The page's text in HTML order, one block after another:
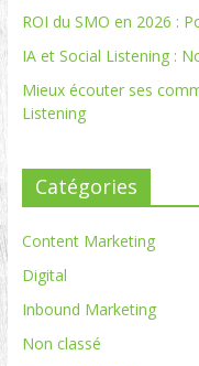
ROI du SMO en 2026 :
IA et Social Listening :
Mieux écouter ses
Listening
Catégories
Content Marketing
Digital
Inbound Marketing
Non classé